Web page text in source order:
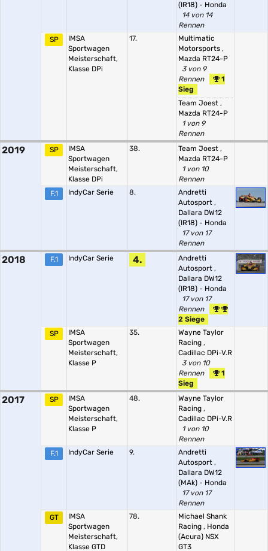
(IR18) - Honda
14 von 14
Rennen
SP
IMSA
Sportwagen
Meisterschaft,
Klasse DPi
17.
Multimatic
Motorsports ,
Mazda RT24-P
3 von 9
Rennen
1
Sieg
Team Joest ,
Mazda RT24-P
1 von 9
Rennen
2019 SP
IMSA
Sportwagen
Meisterschaft,
Klasse DPi
38. Team Joest ,
Mazda RT24-P
1 von 10
Rennen
F.1
IndyCar Serie 8.
Andretti
Autosport ,
Dallara DW12
(IR18) - Honda
17 von 17
Rennen
2018 F.1 IndyCar Serie 4.
Andretti
Autosport ,
Dallara DW12
(IR18) - Honda
17 von 17
Rennen
2 Siege
SP
IMSA
Sportwagen
Meisterschaft,
Klasse P
35.
Wayne Taylor
Racing ,
Cadillac DPi-V.R
3 von 10
Rennen
1
Sieg
2017 SP
IMSA
Sportwagen
Meisterschaft,
Klasse P
48.
Wayne Taylor
Racing ,
Cadillac DPi-V.R
1 von 10
Rennen
F.1
IndyCar Serie 9.
Andretti
Autosport ,
Dallara DW12
(MAk) - Honda
17 von 17
Rennen
GT
IMSA
Sportwagen
Meisterschaft,
Klasse GTD
78.
Michael Shank
Racing , Honda
(Acura) NSX
GT3